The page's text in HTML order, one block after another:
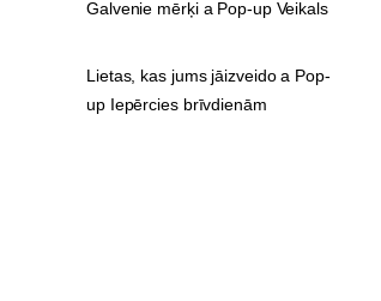
Galvenie mērķi a Pop-up Veikals
Lietas, kas jums jāizveido a Pop-
up Iepērcies brīvdienām